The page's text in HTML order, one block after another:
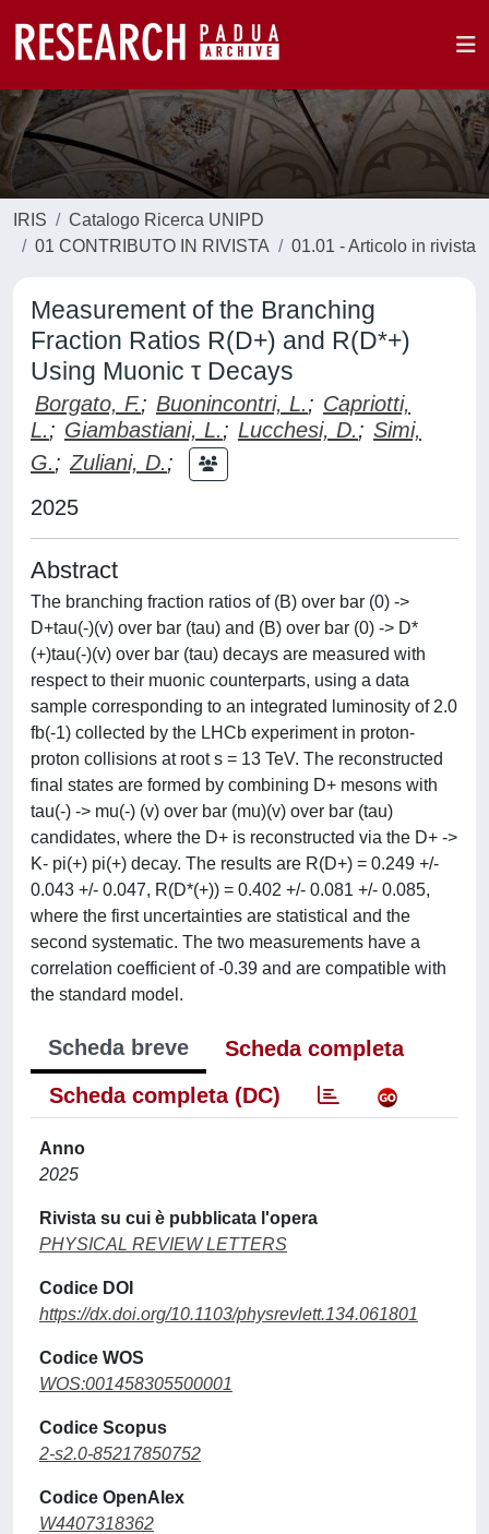
IRIS
Catalogo Ricerca UNIPD
01 CONTRIBUTO IN RIVISTA
01.01 - Articolo in rivista
Measurement of the Branching
Fraction Ratios R⁡(D+) and R⁡(D*+)
Using Muonic τ Decays
Borgato, F.; Buonincontri, L.; Capriotti,
L.; Giambastiani, L.; Lucchesi, D.; Simi,
G.; Zuliani, D.;
2025
Abstract
The branching fraction ratios of (B) over bar (0) ->
D+tau(-)(v) over bar (tau) and (B) over bar (0) -> D*
(+)tau(-)(v) over bar (tau) decays are measured with
respect to their muonic counterparts, using a data
sample corresponding to an integrated luminosity of 2.0
fb(-1) collected by the LHCb experiment in proton-
proton collisions at root s = 13 TeV. The reconstructed
final states are formed by combining D+ mesons with
tau(-) -> mu(-) (v) over bar (mu)(v) over bar (tau)
candidates, where the D+ is reconstructed via the D+ ->
K- pi(+) pi(+) decay. The results are R(D+) = 0.249 +/-
0.043 +/- 0.047, R(D*(+)) = 0.402 +/- 0.081 +/- 0.085,
where the first uncertainties are statistical and the
second systematic. The two measurements have a
correlation coefficient of -0.39 and are compatible with
the standard model.
Scheda breve
Scheda completa
Scheda completa (DC)
Anno
2025
Rivista su cui è pubblicata l'opera
PHYSICAL REVIEW LETTERS
Codice DOI
https://dx.doi.org/10.1103/physrevlett.134.061801
Codice WOS
WOS:001458305500001
Codice Scopus
2-s2.0-85217850752
Codice OpenAlex
W4407318362